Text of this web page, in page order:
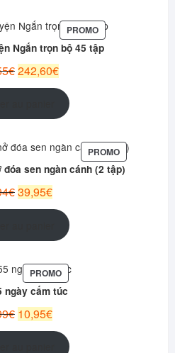
PROMOPRODUIT
EN
PROMOTION
Ngắn trọn bộ 45 tập
€ Le
prix
était :
242,60€Le
prix
actuel
est :
PROMOPRODUIT
EN
PROMOTION
đóa sen ngàn cánh (2 tập)
€ Le
prix
39,95€Le
prix
actuel
est :
PROMOPRODUIT
EN
PROMOTION
ngày cấm túc
€ Le
10,95€Le
actuel